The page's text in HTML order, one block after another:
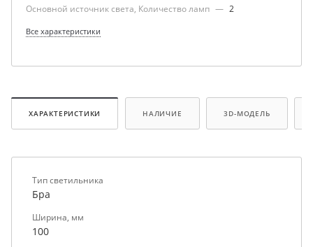
Основной источник света, Количество ламп — 2
Все характеристики
ХАРАКТЕРИСТИКИ НАЛИЧИЕ 3D-МОДЕЛЬ
Тип светильника
Бра
Ширина, мм
100